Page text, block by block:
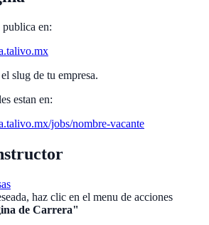
publica en:
el slug de tu empresa.
estan en:
jobs/nombre-vacante
haz clic en el menu de acciones
de Carrera"